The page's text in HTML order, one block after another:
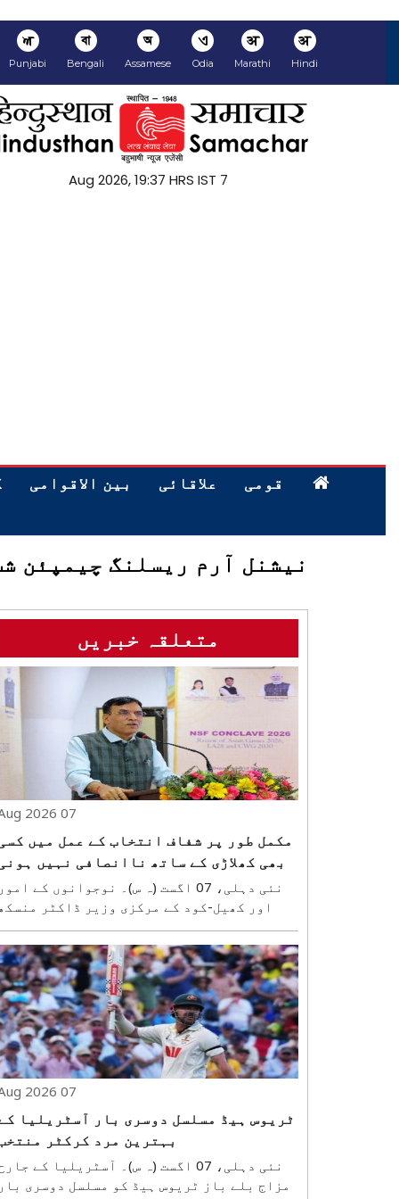
अ
Hindi
अ
Marathi
ଏ
Odia
অ
Assamese
বা
Bengali
ਅ
Punjabi
7 Aug 2026, 19:37 HRS IST
قومی علاقائی بین الاقوامی
نیشنل آرم ریسلنگ چیمپئن
متعلقہ خبریں
07 Aug 2026
مکمل طور پر شفاف انتخاب کے عمل میں
بھی کھلاڑی کے ساتھ ناانصافی نہیں
چاہیے: ڈاکٹر مانڈویا
نئی دہلی، 07 اگست (ہ س)۔ نوجوانوں کے امور
اور کھیل-کود کے مرکزی وزیر ڈاکٹر منسکھ
فیڈریشن (این ایس ایف) کانکلیو-
کھلاڑیوں کے مفادات کو اولین ترجیح
انتخاب کے عمل میں مکمل شفافیت کو
بنانے اور
07 Aug 2026
ٹریوس ہیڈ مسلسل دوسری بار آسٹریلیا
بہترین مرد کرکٹر
نئی دہلی، 07 اگست (ہ س)۔ آسٹریلیا کے
مزاج بلے باز ٹریوس ہیڈ کو مسلسل دوسری بار